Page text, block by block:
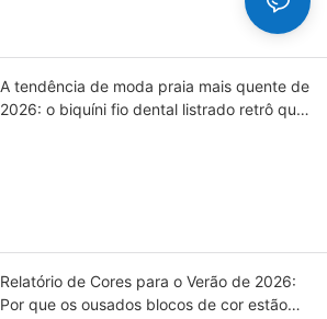
A tendência de moda praia mais quente de
2026: o biquíni fio dental listrado retrô que
Relatório de Cores para o Verão de 2026:
Por que os ousados ​​blocos de cor estão